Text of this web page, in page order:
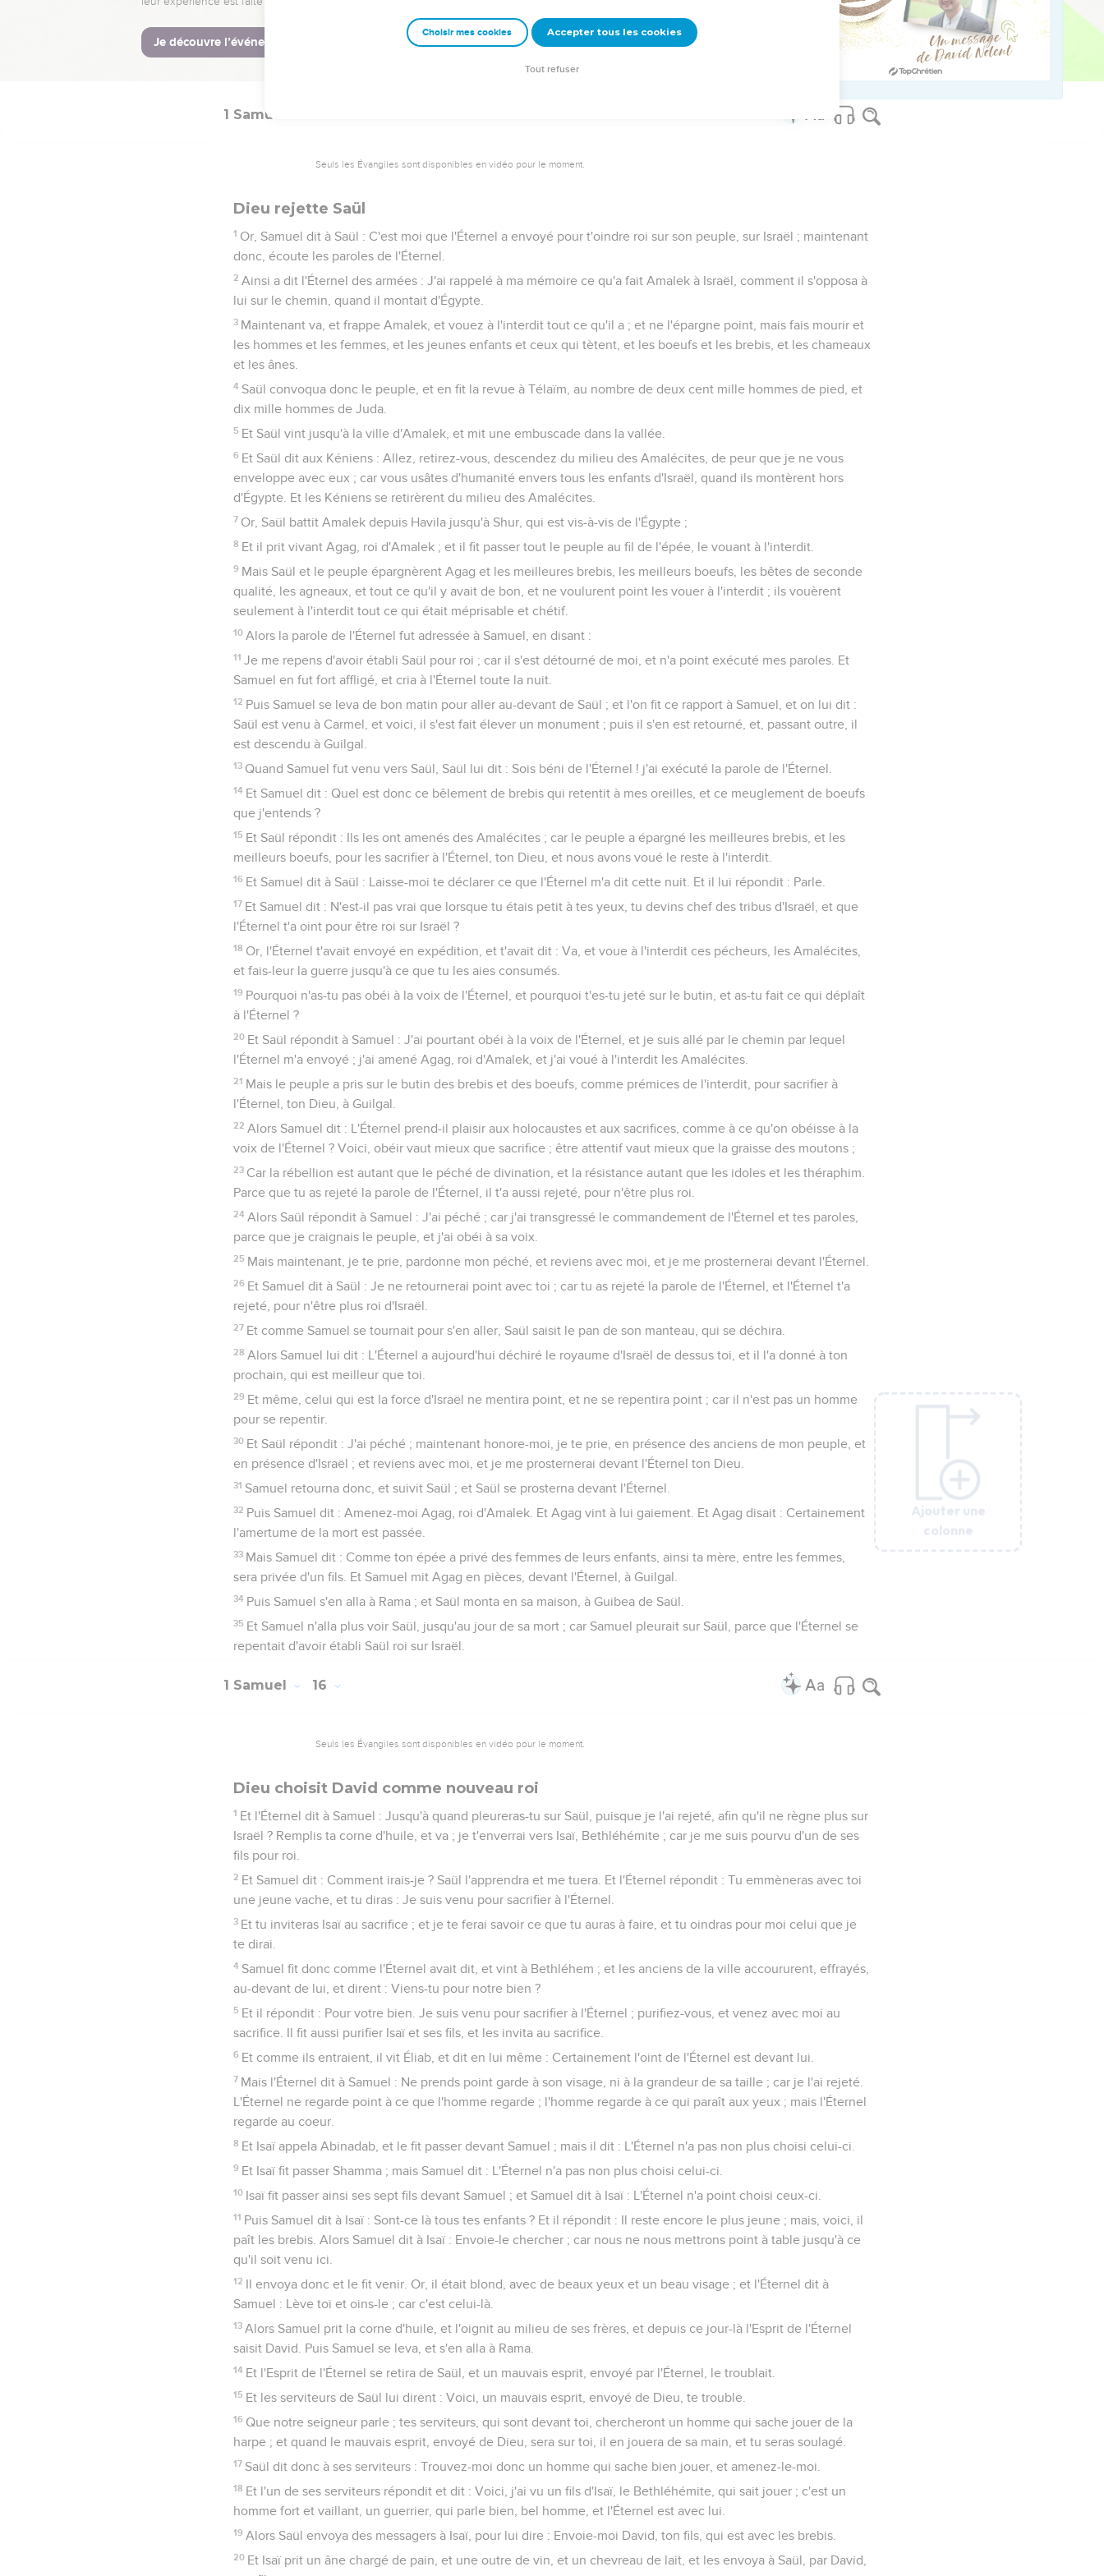
Et Kis, père de Saül, et Ner, père d'Abner, étaient fils d'Abiel.
52 Et pendant tout le temps de Saül il y eut une guerre violente contre les Philistins ; et dès que Saül voyait
quelque homme fort, et quelque homme vaillant, il le prenait auprès de lui.
Ajouter une
colonne
1 Samuel
Seuls les Évangiles sont disponibles en vidéo pour le moment.
Dieu rejette Saül
1 Or, Samuel dit à Saül : C'est moi que l'Éternel a envoyé pour t'oindre roi sur son peuple, sur Israël ; maintenant
donc, écoute les paroles de l'Éternel.
2 Ainsi a dit l'Éternel des armées : J'ai rappelé à ma mémoire ce qu'a fait Amalek à Israël, comment il s'opposa à
lui sur le chemin, quand il montait d'Égypte.
3 Maintenant va, et frappe Amalek, et vouez à l'interdit tout ce qu'il a ; et ne l'épargne point, mais fais mourir et
les hommes et les femmes, et les jeunes enfants et ceux qui tètent, et les boeufs et les brebis, et les chameaux
et les ânes.
4 Saül convoqua donc le peuple, et en fit la revue à Télaïm, au nombre de deux cent mille hommes de pied, et
dix mille hommes de Juda.
5 Et Saül vint jusqu'à la ville d'Amalek, et mit une embuscade dans la vallée.
6 Et Saül dit aux Kéniens : Allez, retirez-vous, descendez du milieu des Amalécites, de peur que je ne vous
enveloppe avec eux ; car vous usâtes d'humanité envers tous les enfants d'Israël, quand ils montèrent hors
d'Égypte. Et les Kéniens se retirèrent du milieu des Amalécites.
7 Or, Saül battit Amalek depuis Havila jusqu'à Shur, qui est vis-à-vis de l'Égypte ;
8 Et il prit vivant Agag, roi d'Amalek ; et il fit passer tout le peuple au fil de l'épée, le vouant à l'interdit.
9 Mais Saül et le peuple épargnèrent Agag et les meilleures brebis, les meilleurs boeufs, les bêtes de seconde
qualité, les agneaux, et tout ce qu'il y avait de bon, et ne voulurent point les vouer à l'interdit ; ils vouèrent
seulement à l'interdit tout ce qui était méprisable et chétif.
10 Alors la parole de l'Éternel fut adressée à Samuel, en disant :
11 Je me repens d'avoir établi Saül pour roi ; car il s'est détourné de moi, et n'a point exécuté mes paroles. Et
Samuel en fut fort affligé, et cria à l'Éternel toute la nuit.
12 Puis Samuel se leva de bon matin pour aller au-devant de Saül ; et l'on fit ce rapport à Samuel, et on lui dit :
Saül est venu à Carmel, et voici, il s'est fait élever un monument ; puis il s'en est retourné, et, passant outre, il
est descendu à Guilgal.
13 Quand Samuel fut venu vers Saül, Saül lui dit : Sois béni de l'Éternel ! j'ai exécuté la parole de l'Éternel.
14 Et Samuel dit : Quel est donc ce bêlement de brebis qui retentit à mes oreilles, et ce meuglement de boeufs
que j'entends ?
15 Et Saül répondit : Ils les ont amenés des Amalécites ; car le peuple a épargné les meilleures brebis, et les
meilleurs boeufs, pour les sacrifier à l'Éternel, ton Dieu, et nous avons voué le reste à l'interdit.
16 Et Samuel dit à Saül : Laisse-moi te déclarer ce que l'Éternel m'a dit cette nuit. Et il lui répondit : Parle.
17 Et Samuel dit : N'est-il pas vrai que lorsque tu étais petit à tes yeux, tu devins chef des tribus d'Israël, et que
l'Éternel t'a oint pour être roi sur Israël ?
18 Or, l'Éternel t'avait envoyé en expédition, et t'avait dit : Va, et voue à l'interdit ces pécheurs, les Amalécites,
et fais-leur la guerre jusqu'à ce que tu les aies consumés.
19 Pourquoi n'as-tu pas obéi à la voix de l'Éternel, et pourquoi t'es-tu jeté sur le butin, et as-tu fait ce qui déplaît
à l'Éternel ?
20 Et Saül répondit à Samuel : J'ai pourtant obéi à la voix de l'Éternel, et je suis allé par le chemin par lequel
l'Éternel m'a envoyé ; j'ai amené Agag, roi d'Amalek, et j'ai voué à l'interdit les Amalécites.
21 Mais le peuple a pris sur le butin des brebis et des boeufs, comme prémices de l'interdit, pour sacrifier à
l'Éternel, ton Dieu, à Guilgal.
22 Alors Samuel dit : L'Éternel prend-il plaisir aux holocaustes et aux sacrifices, comme à ce qu'on obéisse à la
voix de l'Éternel ? Voici, obéir vaut mieux que sacrifice ; être attentif vaut mieux que la graisse des moutons ;
23 Car la rébellion est autant que le péché de divination, et la résistance autant que les idoles et les théraphim.
Parce que tu as rejeté la parole de l'Éternel, il t'a aussi rejeté, pour n'être plus roi.
24 Alors Saül répondit à Samuel : J'ai péché ; car j'ai transgressé le commandement de l'Éternel et tes paroles,
parce que je craignais le peuple, et j'ai obéi à sa voix.
25 Mais maintenant, je te prie, pardonne mon péché, et reviens avec moi, et je me prosternerai devant l'Éternel.
26 Et Samuel dit à Saül : Je ne retournerai point avec toi ; car tu as rejeté la parole de l'Éternel, et l'Éternel t'a
rejeté, pour n'être plus roi d'Israël.
27 Et comme Samuel se tournait pour s'en aller, Saül saisit le pan de son manteau, qui se déchira.
28 Alors Samuel lui dit : L'Éternel a aujourd'hui déchiré le royaume d'Israël de dessus toi, et il l'a donné à ton
prochain, qui est meilleur que toi.
29 Et même, celui qui est la force d'Israël ne mentira point, et ne se repentira point ; car il n'est pas un homme
pour se repentir.
30 Et Saül répondit : J'ai péché ; maintenant honore-moi, je te prie, en présence des anciens de mon peuple, et
en présence d'Israël ; et reviens avec moi, et je me prosternerai devant l'Éternel ton Dieu.
31 Samuel retourna donc, et suivit Saül ; et Saül se prosterna devant l'Éternel.
32 Puis Samuel dit : Amenez-moi Agag, roi d'Amalek. Et Agag vint à lui gaiement. Et Agag disait : Certainement
l'amertume de la mort est passée.
33 Mais Samuel dit : Comme ton épée a privé des femmes de leurs enfants, ainsi ta mère, entre les femmes,
sera privée d'un fils. Et Samuel mit Agag en pièces, devant l'Éternel, à Guilgal.
34 Puis Samuel s'en alla à Rama ; et Saül monta en sa maison, à Guibea de Saül.
35 Et Samuel n'alla plus voir Saül, jusqu'au jour de sa mort ; car Samuel pleurait sur Saül, parce que l'Éternel se
repentait d'avoir établi Saül roi sur Israël.
Ajouter une
colonne
1 Samuel 16
Seuls les Évangiles sont disponibles en vidéo pour le moment.
Dieu choisit David comme nouveau roi
1 Et l'Éternel dit à Samuel : Jusqu'à quand pleureras-tu sur Saül, puisque je l'ai rejeté, afin qu'il ne règne plus sur
Israël ? Remplis ta corne d'huile, et va ; je t'enverrai vers Isaï, Bethléhémite ; car je me suis pourvu d'un de ses
fils pour roi.
2 Et Samuel dit : Comment irais-je ? Saül l'apprendra et me tuera. Et l'Éternel répondit : Tu emmèneras avec toi
une jeune vache, et tu diras : Je suis venu pour sacrifier à l'Éternel.
3 Et tu inviteras Isaï au sacrifice ; et je te ferai savoir ce que tu auras à faire, et tu oindras pour moi celui que je
te dirai.
4 Samuel fit donc comme l'Éternel avait dit, et vint à Bethléhem ; et les anciens de la ville accoururent, effrayés,
au-devant de lui, et dirent : Viens-tu pour notre bien ?
5 Et il répondit : Pour votre bien. Je suis venu pour sacrifier à l'Éternel ; purifiez-vous, et venez avec moi au
sacrifice. Il fit aussi purifier Isaï et ses fils, et les invita au sacrifice.
6 Et comme ils entraient, il vit Éliab, et dit en lui même : Certainement l'oint de l'Éternel est devant lui.
7 Mais l'Éternel dit à Samuel : Ne prends point garde à son visage, ni à la grandeur de sa taille ; car je l'ai rejeté.
L'Éternel ne regarde point à ce que l'homme regarde ; l'homme regarde à ce qui paraît aux yeux ; mais l'Éternel
regarde au coeur.
8 Et Isaï appela Abinadab, et le fit passer devant Samuel ; mais il dit : L'Éternel n'a pas non plus choisi celui-ci.
9 Et Isaï fit passer Shamma ; mais Samuel dit : L'Éternel n'a pas non plus choisi celui-ci.
10 Isaï fit passer ainsi ses sept fils devant Samuel ; et Samuel dit à Isaï : L'Éternel n'a point choisi ceux-ci.
11 Puis Samuel dit à Isaï : Sont-ce là tous tes enfants ? Et il répondit : Il reste encore le plus jeune ; mais, voici, il
paît les brebis. Alors Samuel dit à Isaï : Envoie-le chercher ; car nous ne nous mettrons point à table jusqu'à ce
qu'il soit venu ici.
12 Il envoya donc et le fit venir. Or, il était blond, avec de beaux yeux et un beau visage ; et l'Éternel dit à
Samuel : Lève toi et oins-le ; car c'est celui-là.
13 Alors Samuel prit la corne d'huile, et l'oignit au milieu de ses frères, et depuis ce jour-là l'Esprit de l'Éternel
saisit David. Puis Samuel se leva, et s'en alla à Rama.
14 Et l'Esprit de l'Éternel se retira de Saül, et un mauvais esprit, envoyé par l'Éternel, le troublait.
15 Et les serviteurs de Saül lui dirent : Voici, un mauvais esprit, envoyé de Dieu, te trouble.
16 Que notre seigneur parle ; tes serviteurs, qui sont devant toi, chercheront un homme qui sache jouer de la
harpe ; et quand le mauvais esprit, envoyé de Dieu, sera sur toi, il en jouera de sa main, et tu seras soulagé.
17 Saül dit donc à ses serviteurs : Trouvez-moi donc un homme qui sache bien jouer, et amenez-le-moi.
18 Et l'un de ses serviteurs répondit et dit : Voici, j'ai vu un fils d'Isaï, le Bethléhémite, qui sait jouer ; c'est un
homme fort et vaillant, un guerrier, qui parle bien, bel homme, et l'Éternel est avec lui.
19 Alors Saül envoya des messagers à Isaï, pour lui dire : Envoie-moi David, ton fils, qui est avec les brebis.
20 Et Isaï prit un âne chargé de pain, et une outre de vin, et un chevreau de lait, et les envoya à Saül, par David,
Ajouter une
colonne
Ajouter une
colonne
Ajouter une
colonne
Ajouter une
colonne
Choisir mes cookies Accepter tous les cookies
Tout refuser